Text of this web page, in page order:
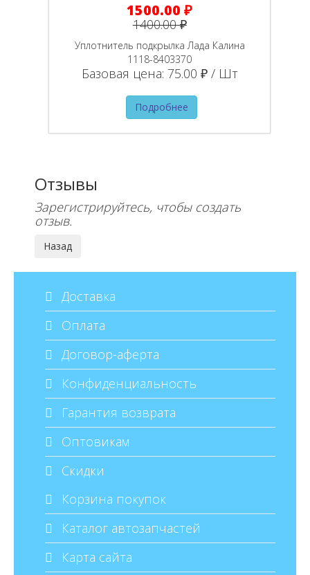
1500.00 ₽
1400.00 ₽
Уплотнитель подкрылка Лада Калина
1118-8403370
Базовая цена: 75.00 ₽ / Шт
Подробнее
Отзывы
Зарегистрируйтесь, чтобы создать
отзыв.
Доставка
Оплата
Договор-аферта
Конфиденциальность
Гарантия возврата
Оптовикам
Скидки
Корзина покупок
Каталог автозапчастей
Карта сайта